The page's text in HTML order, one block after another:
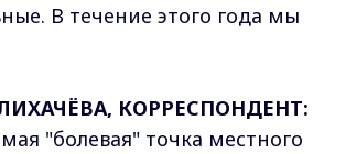
В течение этого года мы
КОРРЕСПОНДЕНТ:
"болевая" точка местного